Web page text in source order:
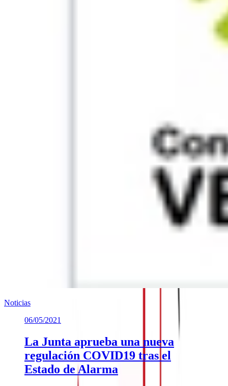
Noticias
06/05/2021
La Junta aprueba una nueva
regulación COVID19 tras el
Estado de Alarma